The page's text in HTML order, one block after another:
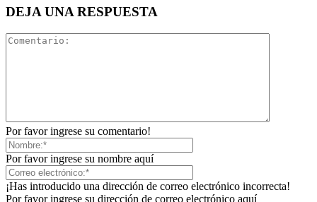
DEJA UNA RESPUESTA
Por favor ingrese su comentario!
Por favor ingrese su nombre aquí
¡Has introducido una dirección de correo electrónico incorrecta!
Por favor ingrese su dirección de correo electrónico aquí